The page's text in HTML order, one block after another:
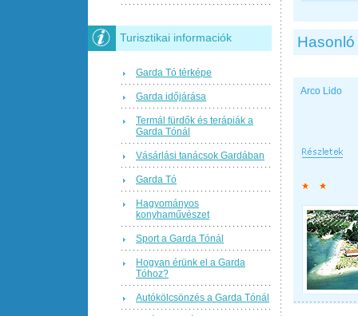
Arco Lido
Turisztikai informaciók
Garda Tó térképe
Garda időjárása
Termál fürdők és terápiák a
Garda Tónál
Vásárlási tanácsok Gardában
Garda Tó
Hagyományos
konyhaművészet
Sport a Garda Tónál
Hogyan érünk el a Garda
Tóhoz?
Autókölcsönzés a Garda Tónál